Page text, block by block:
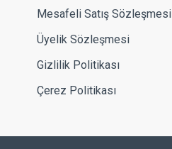
Mesafeli Satış Sözleşmesi
Üyelik Sözleşmesi
Gizlilik Politikası
Çerez Politikası